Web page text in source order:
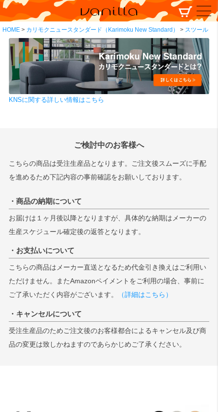
HOME カリモクニュースタンダード（Karimoku New Standard） スツール
KNSに関する詳しい情報はこちら
ご検討中のお客様へ
こちらの商品は受注生産品となります。ご注文後スムーズに手配
を進めるため下記内容の事前確認をお願いしております。
・商品の納期について
お届けは１ヶ月後以降となりますが、具体的な納期はメーカーの
生産スケジュール確定後の返答となります。
・お支払いについて
こちらの商品はメーカー直送となるため代金引き換えはご利用い
ただけません。またAmazonペイメントをご利用の場合、事前に
ご了承いただく内容がございます。
（詳細はこちら）
・キャンセルについて
受注生産品のためご注文後のお客様都合によるキャンセル及び商
品の変更は致しかねますのであらかじめご了承ください。